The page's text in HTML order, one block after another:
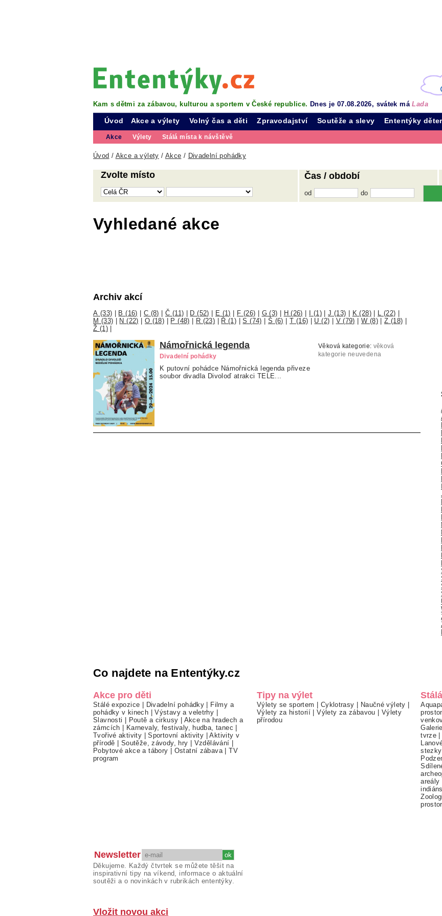
Kam s dětmi za zábavou, kulturou a sportem v České republice. Dnes je 07.08.2026, svátek máLada
Úvod Akce a výlety
Akce Výlety Stálá místa k návštěvě
Volný čas a děti Zpravodajství Soutěže a slevy Ententýky
Úvod / Akce a výlety / Akce / Divadelní pohádky
Zvolte místo Čas / období
od do
Vyhledané akce
Archiv akcí
A (33) | B (16) | C (8) |Č (11) | D (52) | E (1) | F (26) | G (3) | H (26) | I (1)|J (13) | K (28)| L (22) |
M (33) | N (22) | O (18) | P (48) | R (23) | Ř (1) |S (74) | Š (6) | T (16) | U (2) | V (79) | W (8)|Z (18) |
Ž (1)|
Námořnická legenda
Divadelní pohádky
K putovní pohádce Námořnická legenda přiveze
soubor divadla Divoloď atrakci TELE...
Věková kategorie: věková
kategorie neuvedena
Co najdete na Ententýky.cz
Akce pro děti
Stálé expozice Divadelní pohádky
Filmy a
pohádky v kinech |Výstavy a veletrhy
Slavnosti
Poutě a cirkusy
Akce na hradech a
zámcích
Karnevaly, festivaly, hudba, tanec
Tvořivé aktivity |Sportovní aktivity |Aktivity v
přírodě
Soutěže, závody, hry Vzdělávání
Pobytové akce a tábory
Ostatní zábava|TV
program
Tipy na výlet
Výlety se sportem Cyklotrasy Naučné výlety
Výlety za historií |Výlety za zábavou
Výlety
přírodou
Galerie
tvrze
stezky
areály
prostor
Newsletter
Děkujeme. Každý čtvrtek se můžete těšit na
inspirativní tipy na víkend, informace o aktuální
soutěži a o novinkách v rubrikách ententýky.
Vložit novou akci